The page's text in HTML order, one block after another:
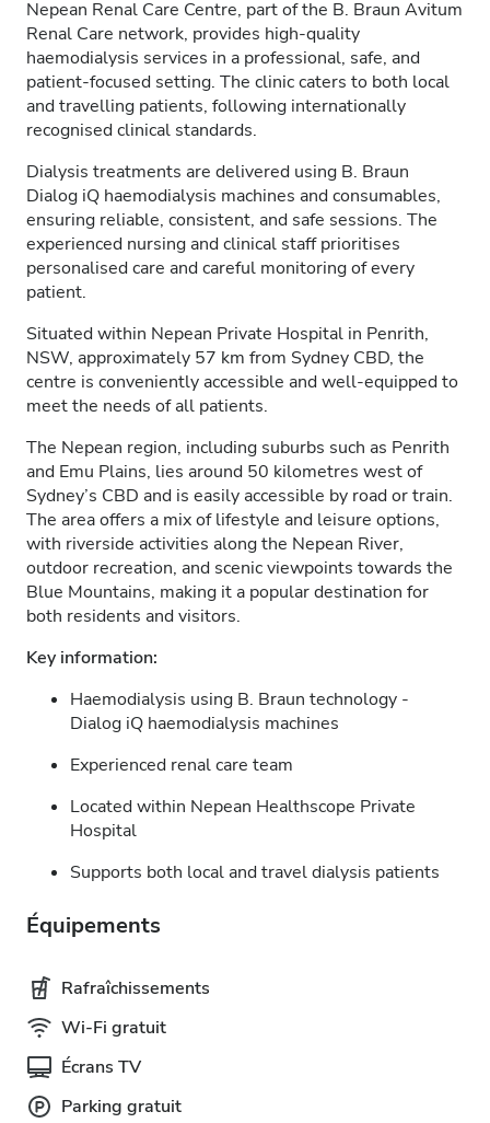
Nepean Renal Care Centre, part of the B. Braun Avitum
Renal Care network, provides high-quality
haemodialysis services in a professional, safe, and
patient-focused setting. The clinic caters to both local
and travelling patients, following internationally
recognised clinical standards.
Dialysis treatments are delivered using B. Braun
Dialog iQ haemodialysis machines and consumables,
ensuring reliable, consistent, and safe sessions. The
experienced nursing and clinical staff prioritises
personalised care and careful monitoring of every
patient.
Situated within Nepean Private Hospital in Penrith,
NSW, approximately 57 km from Sydney CBD, the
centre is conveniently accessible and well-equipped to
meet the needs of all patients.
The Nepean region, including suburbs such as Penrith
and Emu Plains, lies around 50 kilometres west of
Sydney’s CBD and is easily accessible by road or train.
The area offers a mix of lifestyle and leisure options,
with riverside activities along the Nepean River,
outdoor recreation, and scenic viewpoints towards the
Blue Mountains, making it a popular destination for
both residents and visitors.
Key information:
Haemodialysis using B. Braun technology -
Dialog iQ haemodialysis machines
Experienced renal care team
Located within Nepean Healthscope Private
Hospital
Supports both local and travel dialysis patients
Équipements
Rafraîchissements
Wi-Fi gratuit
Écrans TV
Parking gratuit